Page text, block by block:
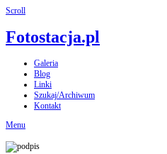
Scroll
Fotostacja.pl
Galeria
Blog
Linki
Szukaj/Archiwum
Kontakt
Menu